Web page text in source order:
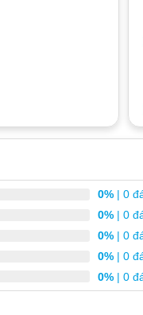
0%| 0
0%| 0
0%| 0
0%| 0
0%| 0